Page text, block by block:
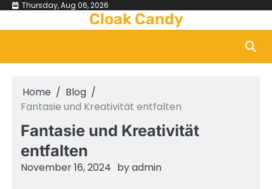
Skip Thursday, Aug 06, 2026
Cloak Candy
Home
Blog
Fantasie und Kreativität entfalten
Fantasie und Kreativität
entfalten
November 16, 2024 byadmin